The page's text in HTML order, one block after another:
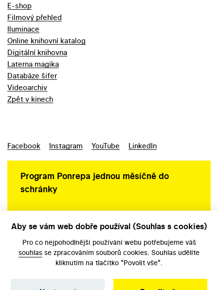
E-shop
Filmový přehled
Iluminace
Online knihovní katalog
Digitální knihovna
Laterna magika
Databáze šifer
Videoarchiv
Zpět v kinech
Facebook Instagram YouTube LinkedIn
Program Ponrepa jednou měsíčně do
schránky
Aby se vám web dobře používal (Souhlas s cookies)
Pro co nejpohodlnější používání webu potřebujeme váš
souhlas se zpracováním souborů cookies. Souhlas udělíte
kliknutím na tlačítko "Povolit vše".